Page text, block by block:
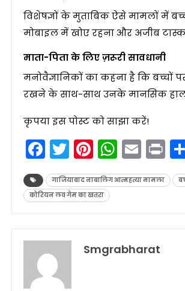
विशेषज्ञों के मुताबिक ऐसे मामलों में
मोबाइल में खोए रहना और अजीब
माता-पिता के लिए ज़रूरी सावधानी
मनोवैज्ञानिकों का कहना है कि बच्चों
रखने के साथ-साथ उनके मानसिक
कृपया इस पोस्ट को साझा करें!
Facebook
Twitter
Pinterest
गाजियाबाद नाबालिग आत्महत्या मामला
कोरियन लव गेम का खतरा
Smgrabharat